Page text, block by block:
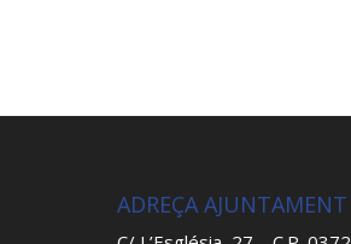
ADREÇA AJUNTAMENT